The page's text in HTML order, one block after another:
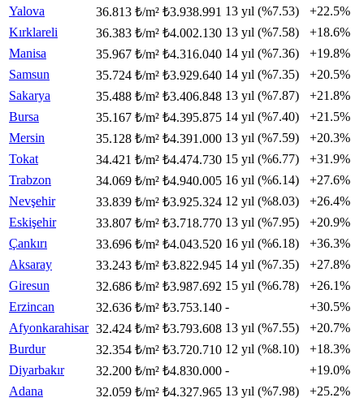
Yalova
36.813 ₺/m² ₺3.938.991 13 yıl (%7.53) +22.5%
Kırklareli
36.383 ₺/m² ₺4.002.130 13 yıl (%7.58) +18.6%
Manisa
35.967 ₺/m² ₺4.316.040 14 yıl (%7.36) +19.8%
Samsun
35.724 ₺/m² ₺3.929.640 14 yıl (%7.35) +20.5%
Sakarya
35.488 ₺/m² ₺3.406.848 13 yıl (%7.87) +21.8%
Bursa
35.167 ₺/m² ₺4.395.875 14 yıl (%7.40) +21.5%
Mersin
35.128 ₺/m² ₺4.391.000 13 yıl (%7.59) +20.3%
Tokat
34.421 ₺/m² ₺4.474.730 15 yıl (%6.77) +31.9%
Trabzon
34.069 ₺/m² ₺4.940.005 16 yıl (%6.14) +27.6%
Nevşehir
33.839 ₺/m² ₺3.925.324 12 yıl (%8.03) +26.4%
Eskişehir
33.807 ₺/m² ₺3.718.770 13 yıl (%7.95) +20.9%
Çankırı
33.696 ₺/m² ₺4.043.520 16 yıl (%6.18) +36.3%
Aksaray
33.243 ₺/m² ₺3.822.945 14 yıl (%7.35) +27.8%
Giresun
32.686 ₺/m² ₺3.987.692 15 yıl (%6.78) +26.1%
Erzincan
32.636 ₺/m² ₺3.753.140 - +30.5%
Afyonkarahisar 32.424 ₺/m² ₺3.793.608 13 yıl (%7.55) +20.7%
Burdur
32.354 ₺/m² ₺3.720.710 12 yıl (%8.10) +18.3%
Diyarbakır
32.200 ₺/m² ₺4.830.000 - +19.0%
Adana
32.059 ₺/m² ₺4.327.965 13 yıl (%7.98) +25.2%